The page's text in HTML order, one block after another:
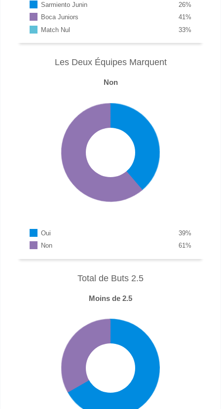
Sarmiento Junin %
26
Boca Juniors
%
41
Match Nul
%
33
Les Deux Équipes Marquent
Non
Oui %
39
Non
%
61
Total de Buts 2.5
Moins de 2.5